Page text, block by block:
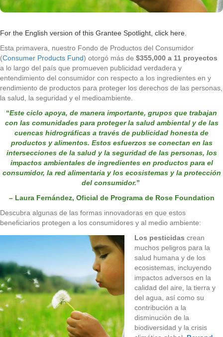
For the English version of this Grantee Spotlight, click here.
Esta primavera, nuestro Fondo de Productos del Consumidor
(Consumer Products Fund) otorgó más de $355,000 a 11 proyectos
a lo largo del país que promueven publicidad verdadera y
entendimiento del consumidor con respecto a los ingredientes en y
rendimiento de productos para proteger los derechos de las personas,
la salud, la seguridad y el medioambiente.
“Este ciclo apoya, de manera importante, grupos que trabajan
con las comunidades para proteger la salud ambiental y de las
cuencas hidrográficas a través de publicidad honesta de
productos y alimentos. Estos esfuerzos se conectan en las
intersecciones de la salud y la seguridad de las personas, los
impactos ambientales de ingredientes en productos para el
consumidor, la red alimentaria y los ecosistemas y la protección
del consumidor.”
– Laura Fernández, Oficial de Programa de Rose Foundation
Descubra algunas de las formas innovadoras en que estos
beneficiarios protegen a los consumidores y al medio ambiente:
Los pesticidas crean
muchos peligros para la
salud humana y de los
ecosistemas, incluyendo
impactos adversos en la
calidad del aire, la tierra y
del agua, así como su
contribución a la
disminución de la
biodiversidad y la crisis